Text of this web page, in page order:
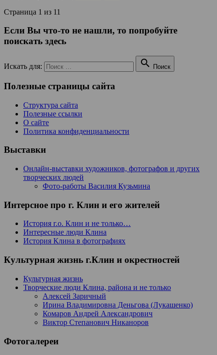
Страница 1 из 11
Если Вы что-то не нашли, то попробуйте
поискать здесь
Искать для:  Поиск
Полезные страницы сайта
Структура сайта
Полезные ссылки
О сайте
Политика конфиденциальности
Выставки
Онлайн-выставки художников, фотографов и других
творческих людей
Фото-работы Василия Кузьмина
Интерсное про г. Клин и его жителей
История г.о. Клин и не только…
Интересные люди Клина
История Клина в фотографиях
Культурная жизнь г.Клин и окрестностей
Культурная жизнь
Творческие люди Клина, района и не только
Алексей Заричный
Ирина Владимировна Деньгова (Лукашенко)
Комаров Андрей Александрович
Виктор Степанович Никаноров
Фотогалереи